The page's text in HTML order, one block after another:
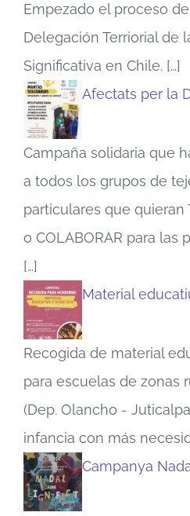
Empezado el proceso
Delegación Terriorial de
Significativa en Chile. […]
Afectats per la
Campaña solidaria que
a todos los grupos de
particulares que quieran
o COLABORAR para las
[…]
Material
Recogida de material
para escuelas de zonas
(Dep. Olancho -
infancia con más
Campanya